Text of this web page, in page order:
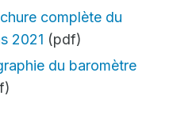
complète du
2021 (pdf)
du baromètre